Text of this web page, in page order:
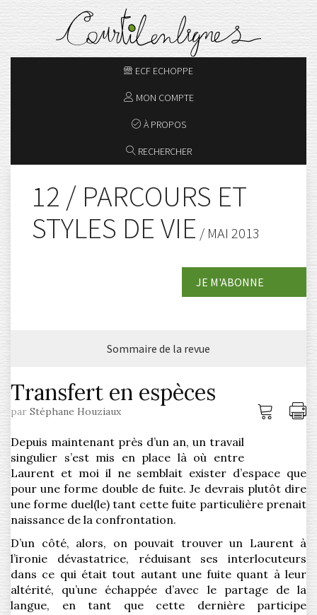
ECF ECHOPPE
MON COMPTE
À PROPOS
RECHERCHER
12 / PARCOURS ET
STYLES DE VIE / MAI 2013
JE M'ABONNE
Sommaire de la revue
Me
Transfert en espèces
par Stéphane Houziaux
Depuis maintenant près d’un an, un travail
singulier s’est mis en place là où entre
Laurent et moi il ne semblait exister d’espace que
pour une forme double de fuite. Je devrais plutôt dire
une forme duel(le) tant cette fuite particulière prenait
naissance de la confrontation.
D’un côté, alors, on pouvait trouver un Laurent à
l’ironie dévastatrice, réduisant ses interlocuteurs
dans ce qui était tout autant une fuite quant à leur
altérité, qu’une échappée d’avec le partage de la
langue, en tant que cette dernière participe